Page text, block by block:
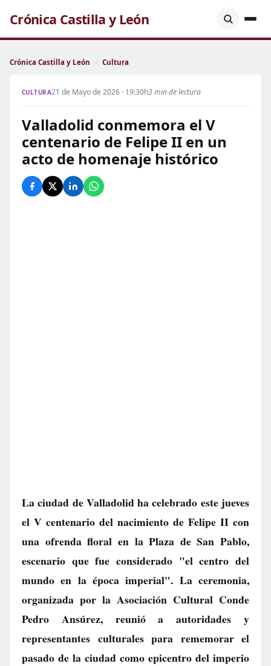
Crónica Castilla y León
Crónica Castilla y León › Cultura
CULTURA21 de Mayo de 2026 · 19:30h3 min de lectura
Valladolid conmemora el V
centenario de Felipe II en un
acto de homenaje histórico
La ciudad de Valladolid ha celebrado este jueves
el V centenario del nacimiento de Felipe II con
una ofrenda floral en la Plaza de San Pablo,
escenario que fue considerado "el centro del
mundo en la época imperial". La ceremonia,
organizada por la Asociación Cultural Conde
Pedro Ansúrez, reunió a autoridades y
representantes culturales para rememorar el
pasado de la ciudad como epicentro del imperio